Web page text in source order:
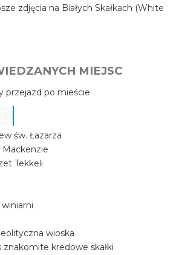
zdjęcia na Białych Skałkach (White
MIEJSC
przejazd po mieście
św. Łazarza
Mackenzie
Tekkeli
wioska
kredowe skałki